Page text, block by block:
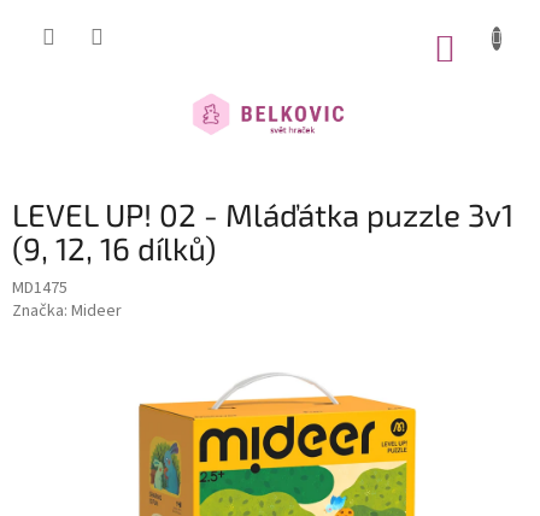
LEVEL UP! 02 - Mláďátka puzzle 3v1
(9, 12, 16 dílků)
MD1475
Značka: Mideer